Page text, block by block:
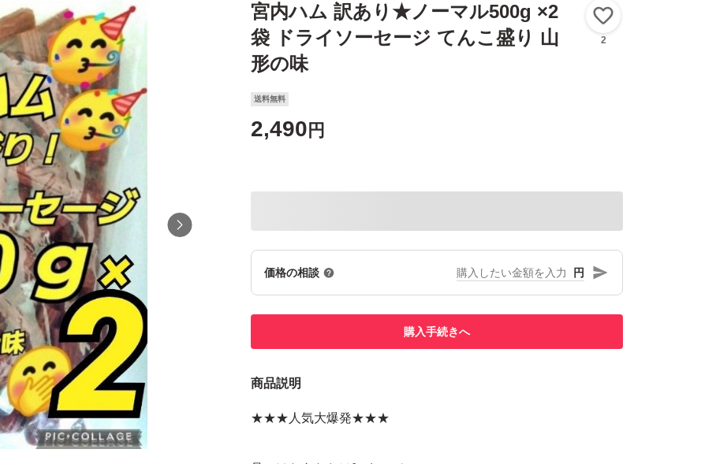
宮内ハム 訳あり★ノーマル500g ×2
袋 ドライソーセージ てんこ盛り 山
形の味
2
送料無料
2,490 円
価格の相談 円
購入手続きへ
商品説明
★★★人気大爆発★★★